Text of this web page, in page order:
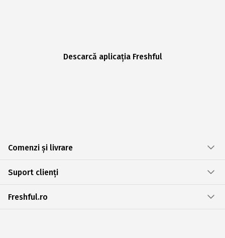
Descarcă aplicația Freshful
Comenzi și livrare
Suport clienți
Freshful.ro